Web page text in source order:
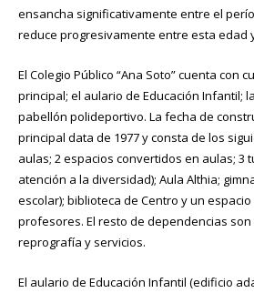
ensancha significativamente entre el
reduce progresivamente entre esta edad
El Colegio Público “Ana Soto” cuenta con
principal; el aulario de Educación Infantil;
pabellón polideportivo. La fecha de
principal data de 1977 y consta de los
aulas; 2 espacios convertidos en aulas; 3
atención a la diversidad); Aula Althia;
escolar); biblioteca de Centro y un
profesores. El resto de dependencias
reprografía y servicios.
El aulario de Educación Infantil (edificio